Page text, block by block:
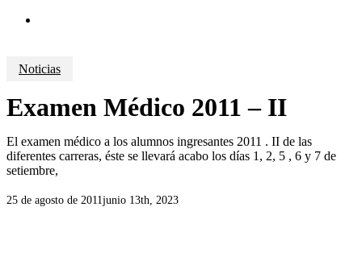
Noticias
Examen Médico 2011 – II
El examen médico a los alumnos ingresantes 2011 . II de las
diferentes carreras, éste se llevará acabo los días 1, 2, 5 , 6 y 7 de
setiembre,
25 de agosto de 2011 junio 13th, 2023